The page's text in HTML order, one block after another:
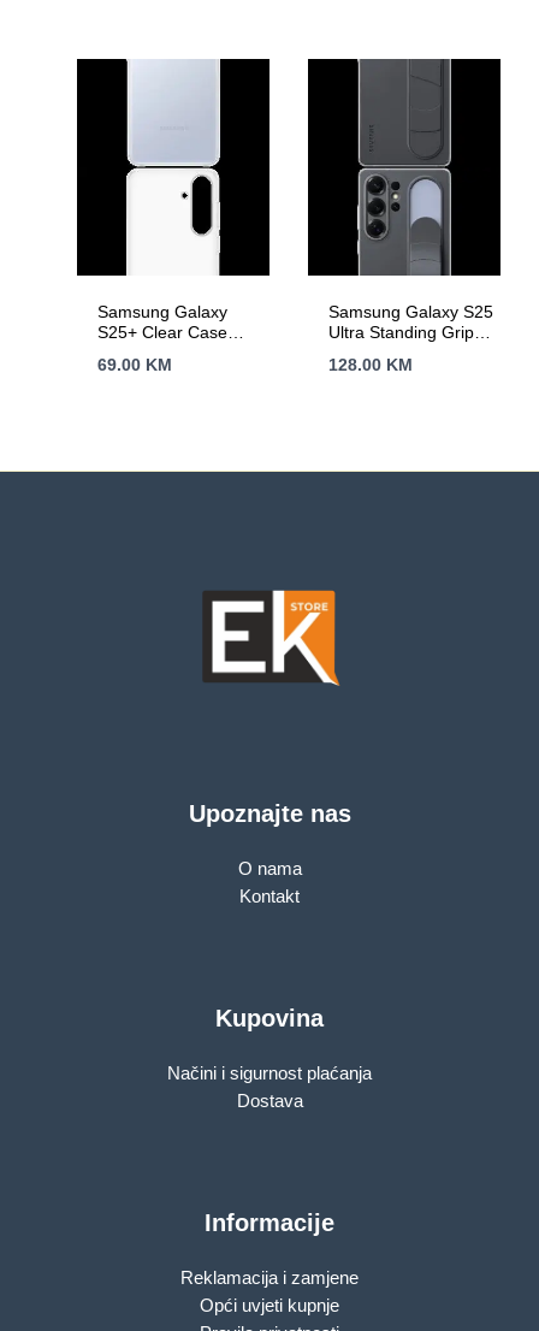
Samsung Galaxy
S25+ Clear Case
69.00 KM
Samsung Galaxy S25
Ultra Standing Grip
128.00 KM
Upoznajte nas
O nama
Kontakt
Kupovina
Načini i sigurnost plaćanja
Dostava
Informacije
Reklamacija i zamjene
Opći uvjeti kupnje